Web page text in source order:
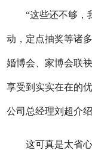
“这些还不够，我
动，定点抽奖等诸
婚博会、家博会联
享受到实实在在的
公司总经理刘超介绍
这可真是太省心